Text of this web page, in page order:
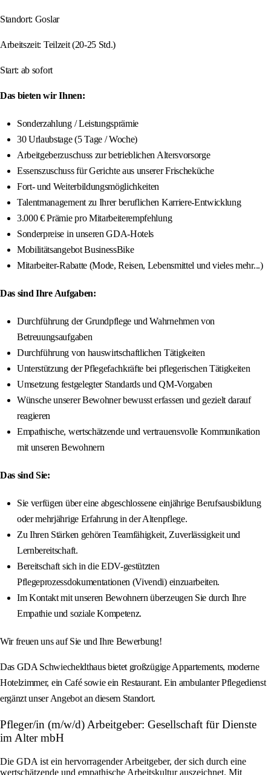
Standort: Goslar
Arbeitszeit: Teilzeit (20-25 Std.)
Start: ab sofort
Das bieten wir Ihnen:
Sonderzahlung / Leistungsprämie
30 Urlaubstage (5 Tage / Woche)
Arbeitgeberzuschuss zur betrieblichen Altersvorsorge
Essenszuschuss für Gerichte aus unserer Frischeküche
Fort- und Weiterbildungsmöglichkeiten
Talentmanagement zu Ihrer beruflichen Karriere-Entwicklung
3.000 € Prämie pro Mitarbeiterempfehlung
Sonderpreise in unseren GDA-Hotels
Mobilitätsangebot BusinessBike
Mitarbeiter-Rabatte (Mode, Reisen, Lebensmittel und vieles mehr...)
Das sind Ihre Aufgaben:
Durchführung der Grundpflege und Wahrnehmen von
Betreuungsaufgaben
Durchführung von hauswirtschaftlichen Tätigkeiten
Unterstützung der Pflegefachkräfte bei pflegerischen Tätigkeiten
Umsetzung festgelegter Standards und QM-Vorgaben
Wünsche unserer Bewohner bewusst erfassen und gezielt darauf
reagieren
Empathische, wertschätzende und vertrauensvolle Kommunikation
mit unseren Bewohnern
Das sind Sie:
Sie verfügen über eine abgeschlossene einjährige Berufsausbildung
oder mehrjährige Erfahrung in der Altenpflege.
Zu Ihren Stärken gehören Teamfähigkeit, Zuverlässigkeit und
Lernbereitschaft.
Bereitschaft sich in die EDV-gestützten
Pflegeprozessdokumentationen (Vivendi) einzuarbeiten.
Im Kontakt mit unseren Bewohnern überzeugen Sie durch Ihre
Empathie und soziale Kompetenz.
Wir freuen uns auf Sie und Ihre Bewerbung!
Das GDA Schwiecheldthaus bietet großzügige Appartements, moderne
Hotelzimmer, ein Café sowie ein Restaurant. Ein ambulanter Pflegedienst
ergänzt unser Angebot an diesem Standort.
Pfleger/in (m/w/d) Arbeitgeber: Gesellschaft für Dienste
im Alter mbH
Die GDA ist ein hervorragender Arbeitgeber, der sich durch eine
wertschätzende und empathische Arbeitskultur auszeichnet. Mit